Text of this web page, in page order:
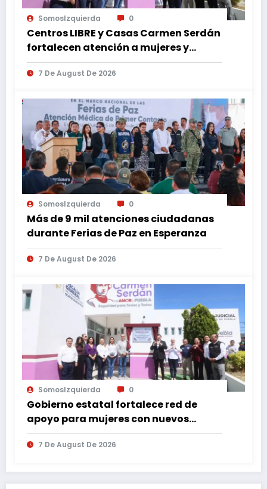
SomosIzquierda 0
Centros LIBRE y Casas Carmen Serdán
fortalecen atención a mujeres y
reducen feminicidio en Puebla
7 De August De 2026
SomosIzquierda 0
Más de 9 mil atenciones ciudadanas
durante Ferias de Paz en Esperanza
7 De August De 2026
SomosIzquierda 0
Gobierno estatal fortalece red de
apoyo para mujeres con nuevos
espacios de atención en Puebla
7 De August De 2026